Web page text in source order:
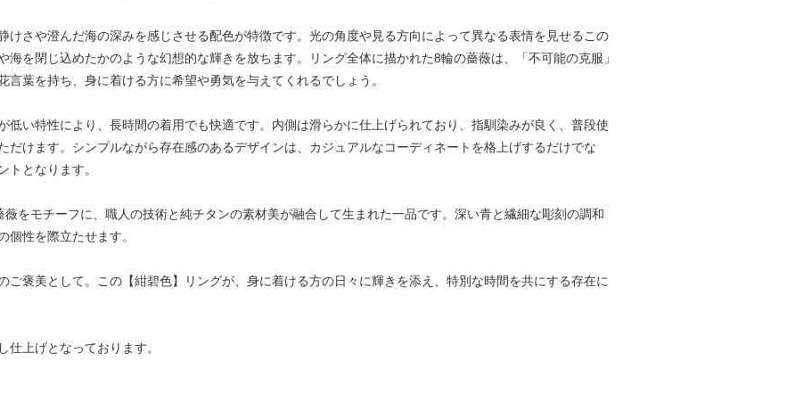
けさや澄んだ海の深みを感じさせる配色が特徴です。光の角度や見る方向によって異なる表情を見せるこの
海を閉じ込めたかのような幻想的な輝きを放ちます。リング全体に描かれた8輪の薔薇は、「不可能の克服」
言葉を持ち、身に着ける方に希望や勇気を与えてくれるでしょう。
低い特性により、長時間の着用でも快適です。内側は滑らかに仕上げられており、指馴染みが良く、普段使
だけます。シンプルながら存在感のあるデザインは、カジュアルなコーディネートを格上げするだけでな
トとなります。
をモチーフに、職人の技術と純チタンの素材美が融合して生まれた一品です。深い青と繊細な彫刻の調和
性を際立たせます。
ご褒美として。この【紺碧色】リングが、身に着ける方の日々に輝きを添え、特別な時間を共にする存在に
上げとなっております。